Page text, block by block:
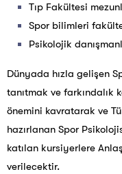
Tıp Fakültesi
Spor bilimleri
Psikolojik
Dünyada hızla gelişen
tanıtmak ve farkındalık
önemini kavratarak ve
hazırlanan Spor
katılan kursiyerlere
verilecektir.